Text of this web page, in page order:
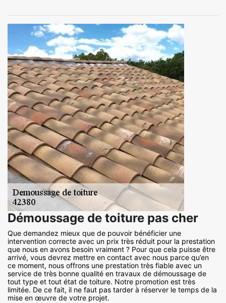
Démoussage de toiture pas cher
Que demandez mieux que de pouvoir bénéficier une
intervention correcte avec un prix très réduit pour la prestation
que nous en avons besoin vraiment ? Pour que cela puisse être
arrivé, vous devrez mettre en contact avec nous parce qu’en
ce moment, nous offrons une prestation très fiable avec un
service de très bonne qualité en travaux de démoussage de
tout type et tout état de toiture. Notre promotion est très
limitée. De ce fait, il ne faut pas tarder à réserver le temps de la
mise en œuvre de votre projet.